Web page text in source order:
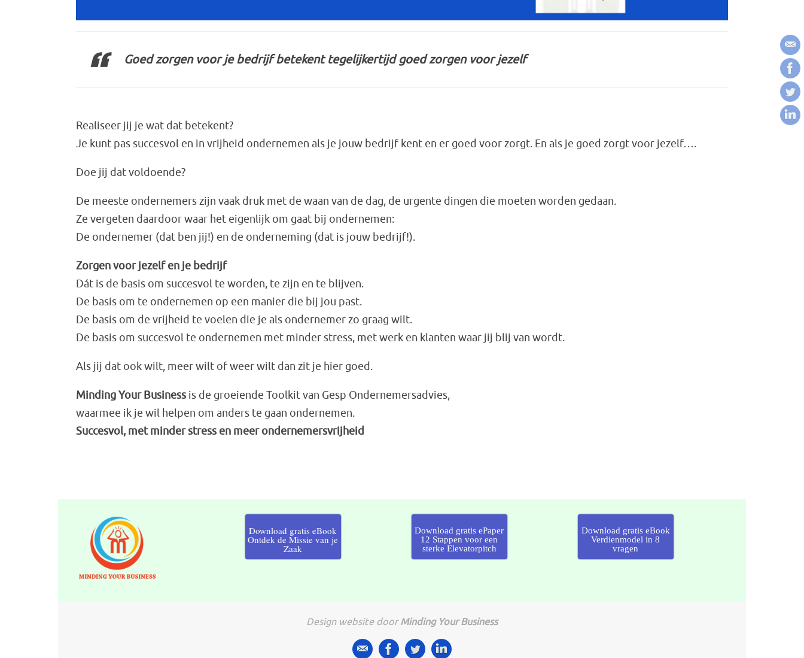
Goed zorgen voor je bedrijf betekent tegelijkertijd goed zorgen voor jezelf
Realiseer jij je wat dat betekent?
Je kunt pas succesvol en in vrijheid ondernemen als je jouw bedrijf kent en er goed voor zorgt. En als je goed zorgt voor jezelf….
Doe jij dat voldoende?
De meeste ondernemers zijn vaak druk met de waan van de dag, de urgente dingen die moeten worden gedaan.
Ze vergeten daardoor waar het eigenlijk om gaat bij ondernemen:
De ondernemer (dat ben jij!) en de onderneming (dat is jouw bedrijf!).
Zorgen voor jezelf en je bedrijf
Dát is de basis om succesvol te worden, te zijn en te blijven.
De basis om te ondernemen op een manier die bij jou past.
De basis om de vrijheid te voelen die je als ondernemer zo graag wilt.
De basis om succesvol te ondernemen met minder stress, met werk en klanten waar jij blij van wordt.
Als jij dat ook wilt, meer wilt of weer wilt dan zit je hier goed.
Minding Your Business is de groeiende Toolkit van Gesp Ondernemersadvies,
waarmee ik je wil helpen om anders te gaan ondernemen.
Succesvol, met minder stress en meer ondernemersvrijheid
Download gratis eBook
Ontdek de Missie van je
Zaak
Download gratis ePaper
12 Stappen voor een
sterke Elevatorpitch
Download gratis eBook
Verdienmodel in 8
vragen
Design website doorMinding Your Business